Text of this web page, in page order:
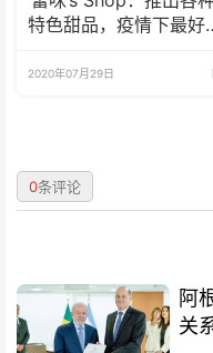
特色甜品，疫情下最好
2020年07月29日
0条评论
阿
关